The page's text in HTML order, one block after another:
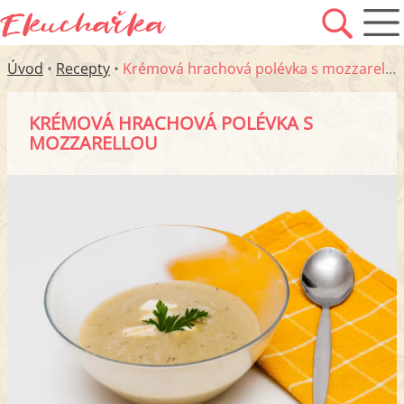
Úvod • Recepty • Krémová hrachová polévka s mozzarellou
KRÉMOVÁ HRACHOVÁ POLÉVKA S
MOZZARELLOU